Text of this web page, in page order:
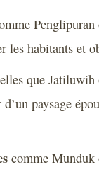
Penglipuran
les habitants et
que Jatiluwih
paysage
comme Munduk